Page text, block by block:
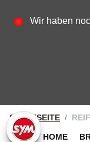
Wir haben
HOME
STARTSEITE